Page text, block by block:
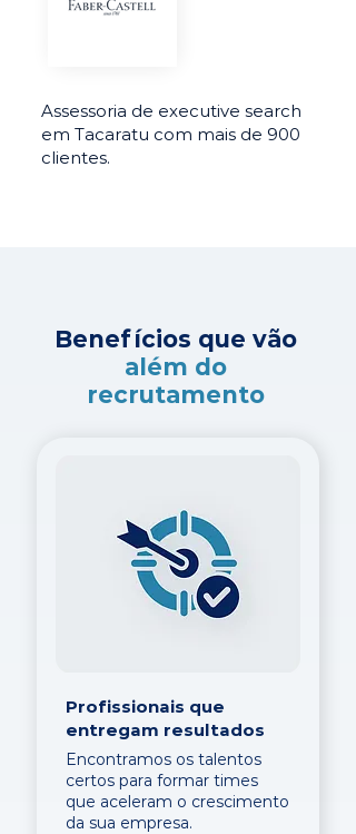
Assessoria de executive search
em Tacaratu com mais de 900
clientes.
Benefícios que vão
além do
recrutamento
Profissionais que
entregam resultados
Encontramos os talentos
certos para formar times
que aceleram o crescimento
da sua empresa.